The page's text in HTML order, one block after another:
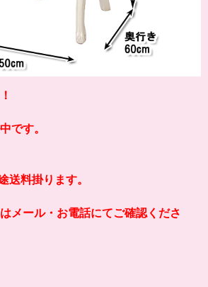
です。
送料掛ります。
メール・お電話にてご確認くださ